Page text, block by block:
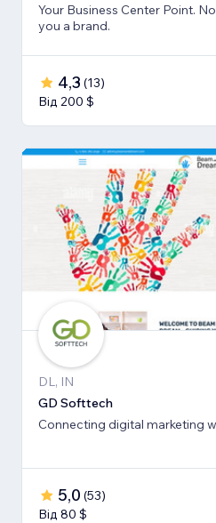
Your Business Center Point.
you a brand.
4,3 (13)
Від 200 $
DL, IN
GD Softtech
Connecting digital marketing
5,0 (53)
Від 80 $